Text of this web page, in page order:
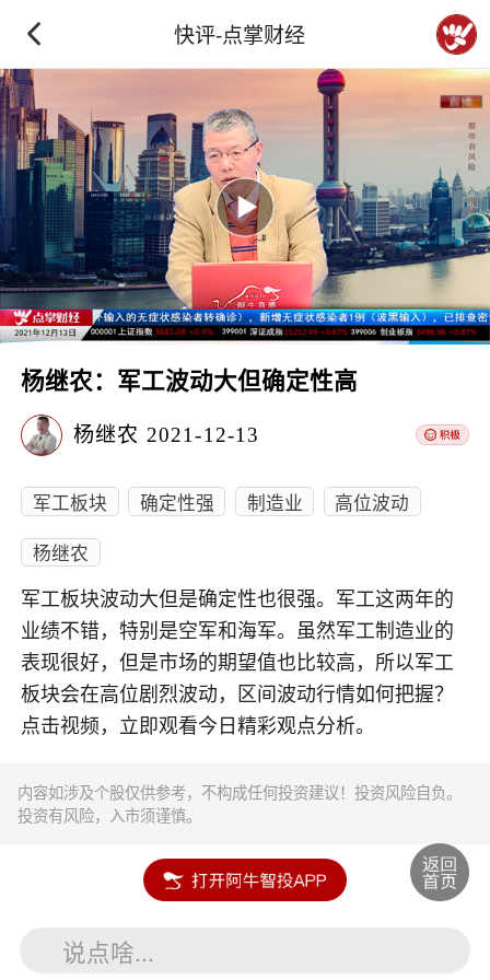
快评-点掌财经
杨继农：军工波动大但确定性高
杨继农 2021-12-13
军工板块 确定性强 制造业
高位波动
杨继农
军工板块波动大但是确定性也很强。军工这两年的
业绩不错，特别是空军和海军。虽然军工制造业的
表现很好，但是市场的期望值也比较高，所以军工
板块会在高位剧烈波动，区间波动行情如何把握？
点击视频，立即观看今日精彩观点分析。
内容如涉及个股仅供参考，不构成任何投资建议！投资风险自负。
投资有风险，入市须谨慎。
说点啥...